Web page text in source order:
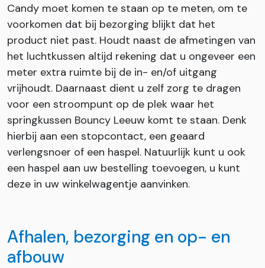
Candy moet komen te staan op te meten, om te
voorkomen dat bij bezorging blijkt dat het
product niet past. Houdt naast de afmetingen van
het luchtkussen altijd rekening dat u ongeveer een
meter extra ruimte bij de in- en/of uitgang
vrijhoudt. Daarnaast dient u zelf zorg te dragen
voor een stroompunt op de plek waar het
springkussen Bouncy Leeuw komt te staan. Denk
hierbij aan een stopcontact, een geaard
verlengsnoer of een haspel. Natuurlijk kunt u ook
een haspel aan uw bestelling toevoegen, u kunt
deze in uw winkelwagentje aanvinken.
Afhalen, bezorging en op- en
afbouw